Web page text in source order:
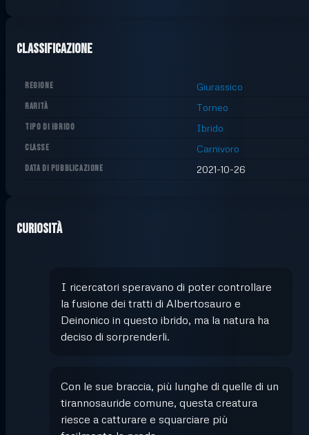
Classificazione
REGIONE Giurassico
RARITÀ Torneo
TIPO DI IBRIDO Ibrido
CLASSE Carnivoro
DATA DI PUBBLICAZIONE 2021-10-26
Curiosità
I ricercatori speravano di poter controllare
la fusione dei tratti di Albertosauro e
Deinonico in questo ibrido, ma la natura ha
deciso di sorprenderli.
Con le sue braccia, più lunghe di quelle di un
tirannosauride comune, questa creatura
riesce a catturare e squarciare più